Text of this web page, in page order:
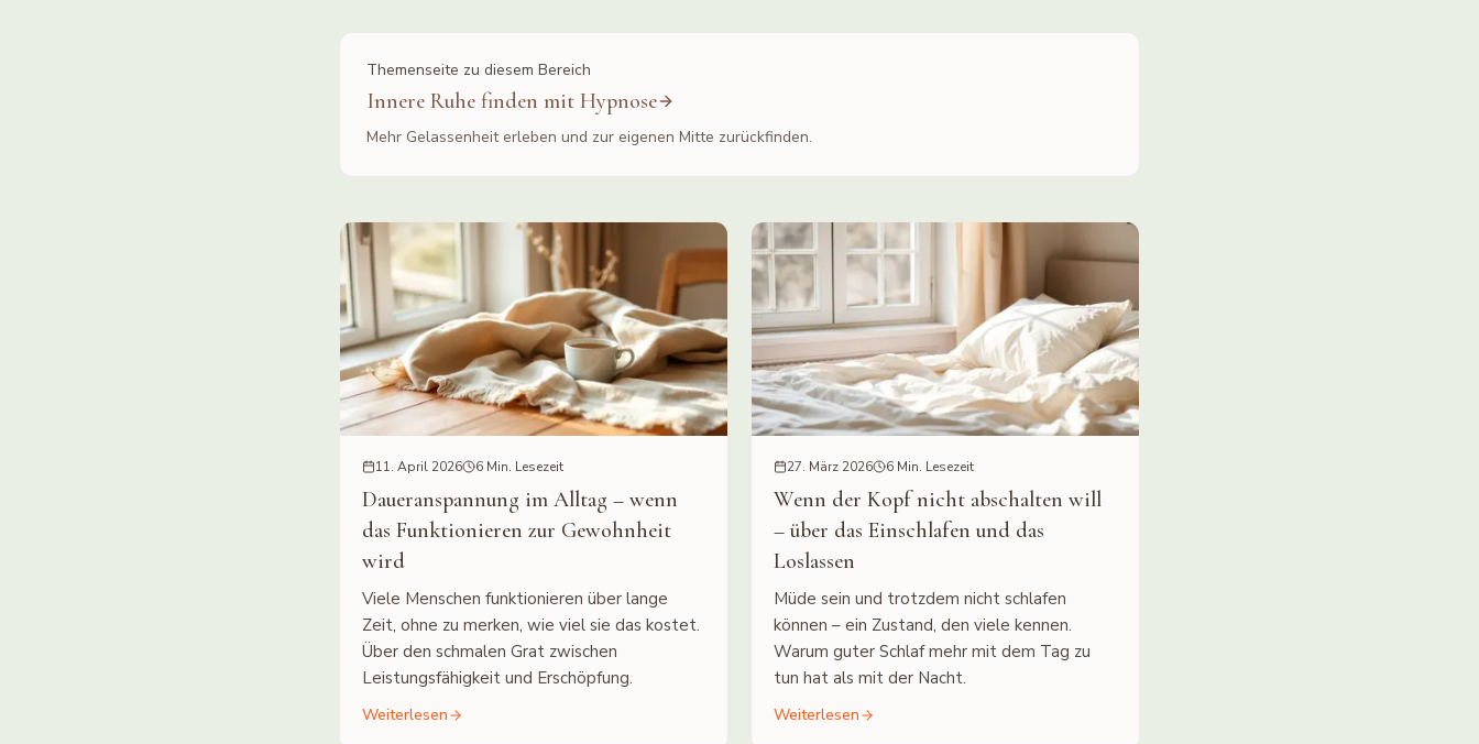
Themenseite zu diesem Bereich
Innere Ruhe finden mit Hypnose
Mehr Gelassenheit erleben und zur eigenen Mitte zurückfinden.
11. April 2026 6 Min. Lesezeit
Daueranspannung im Alltag – wenn
das Funktionieren zur Gewohnheit
wird
Viele Menschen funktionieren über lange
Zeit, ohne zu merken, wie viel sie das kostet.
Über den schmalen Grat zwischen
Leistungsfähigkeit und Erschöpfung.
Weiterlesen
27. März 2026 6 Min. Lesezeit
Wenn der Kopf nicht abschalten will
– über das Einschlafen und das
Loslassen
Müde sein und trotzdem nicht schlafen
können – ein Zustand, den viele kennen.
Warum guter Schlaf mehr mit dem Tag zu
tun hat als mit der Nacht.
Weiterlesen